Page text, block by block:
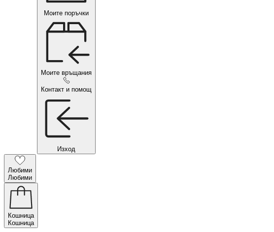
Моите поръчки
Моите връщания
Контакт и помощ
Изход
Любими
Любими
Кошница
Кошница